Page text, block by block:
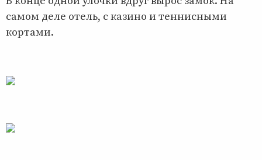
самом деле отель, с казино и теннисными
кортами.